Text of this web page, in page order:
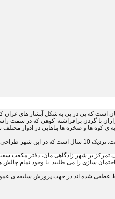
است که پی در پی به شکل آبشار های
پا گردن برافراشته. کوهی که در سمت
ها و صخره ها بناهایی در ادوار مختلف
این شهر پر از راز و رمز زادگاه ماست. سال های زیادی از نظر
و شبنم خلیل پور – پس از فارغ التحصیلی از دانشکده هنرهای زیبای
سازی را می طلبید. با وجود تمام
نقاط عطفی شده اند در جهت پرورش سلیقه